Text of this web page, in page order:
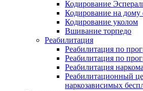
Кодирование
Кодирование на дому
Кодирование уколом
Вшивание торпедо
Реабилитация
Реабилитация по
Реабилитация по
Реабилитация
Реабилитационный
наркозависимых